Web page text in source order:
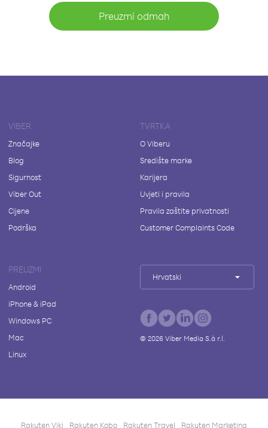
Preuzmi odmah
VIBER
Značajke
Blog
Sigurnost
Viber Out
Cijene
Podrška
TVRTKA
O Viberu
Središte marke
Karijera
Uvjeti i pravila
Pravila zaštite privatnosti
Customer Complaints Code
PREUZMI
Android
iPhone & iPad
Windows PC
Mac
Linux
Hrvatski
© 2026Viber Media S.à r.l.
Rakuten Viki Rakuten Kobo Rakuten Travel Rakuten Marketing